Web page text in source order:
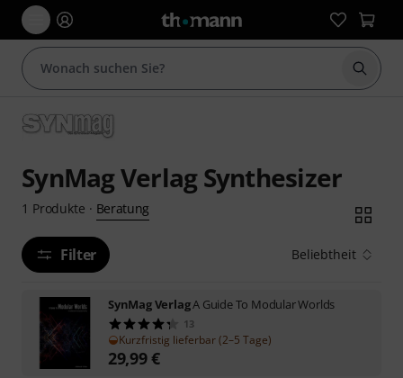
Suche
SynMag Verlag Synthesizer
1 Produkte · Beratung
Filter Beliebtheit
SynMag VerlagA Guide To Modular Worlds
13
Kurzfristig lieferbar (2–5 Tage)
29,99€